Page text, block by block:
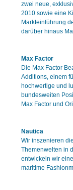
zwei neue,
2010 sowie eine
Markteinführung
darüber hinaus
Max Factor
Die Max Factor
Additions, einem
hochwertige und
bundesweiten
Max Factor und
Nautica
Wir inszenieren
Themenwelten in
entwickeln wir
maritime